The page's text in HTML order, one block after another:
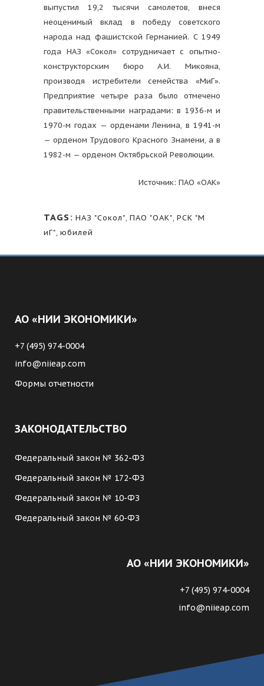
выпустил 19,2 тысячи самолетов, внеся
неоценимый вклад в победу советского
народа над фашистской Германией. С 1949
года НАЗ «Сокол» сотрудничает с опытно-
конструкторским бюро А.И. Микояна,
производя истребители семейства «МиГ».
Предприятие четыре раза было отмечено
правительственными наградами: в 1936-м и
1970-м годах — орденами Ленина, в 1941-м
— орденом Трудового Красного Знамени, а в
1982-м — орденом Октябрьской Революции.
Источник: ПАО «ОАК»
TAGS: НАЗ "Сокол", ПАО "ОАК", РСК "М
иГ", юбилей
АО «НИИ ЭКОНОМИКИ»
+7 (495) 974-0004
info@niieap.com
Формы отчетности
ЗАКОНОДАТЕЛЬСТВО
Федеральный закон № 362-ФЗ
Федеральный закон № 172-ФЗ
Федеральный закон № 10-ФЗ
Федеральный закон № 60-ФЗ
АО «НИИ ЭКОНОМИКИ»
+7 (495) 974-0004
info@niieap.com